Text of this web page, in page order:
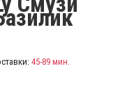
45-89 мин.